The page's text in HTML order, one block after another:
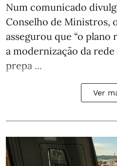
Num comunicado
Conselho de Ministros,
assegurou que “o
a modernização da
prepa ...
Ver